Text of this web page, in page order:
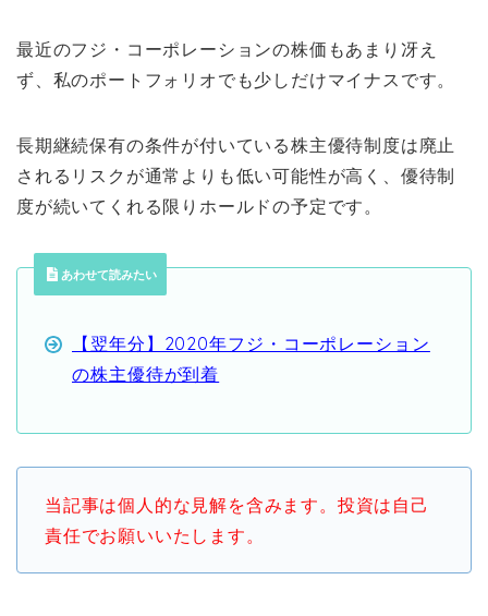
最近のフジ・コーポレーションの株価もあまり冴え
ず、私のポートフォリオでも少しだけマイナスです。
長期継続保有の条件が付いている株主優待制度は廃止
されるリスクが通常よりも低い可能性が高く、優待制
度が続いてくれる限りホールドの予定です。
あわせて読みたい
【翌年分】2020年フジ・コーポレーション
の株主優待が到着
当記事は個人的な見解を含みます。投資は自己
責任でお願いいたします。